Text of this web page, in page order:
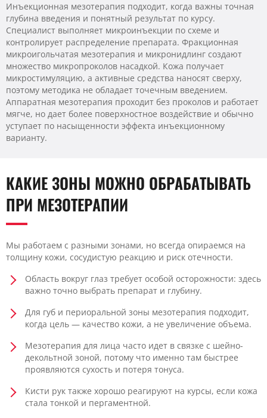
Инъекционная мезотерапия подходит, когда важны точная
глубина введения и понятный результат по курсу.
Специалист выполняет микроинъекции по схеме и
контролирует распределение препарата. Фракционная
микроигольчатая мезотерапия и микронидлинг создают
множество микропроколов насадкой. Кожа получает
микростимуляцию, а активные средства наносят сверху,
поэтому методика не обладает точечным введением.
Аппаратная мезотерапия проходит без проколов и работает
мягче, но дает более поверхностное воздействие и обычно
уступает по насыщенности эффекта инъекционному
варианту.
КАКИЕ ЗОНЫ МОЖНО ОБРАБАТЫВАТЬ
ПРИ МЕЗОТЕРАПИИ
Мы работаем с разными зонами, но всегда опираемся на
толщину кожи, сосудистую реакцию и риск отечности.
Область вокруг глаз требует особой осторожности: здесь
важно точно выбрать препарат и глубину.
Для губ и периоральной зоны мезотерапия подходит,
когда цель — качество кожи, а не увеличение объема.
Мезотерапия для лица часто идет в связке с шейно-
декольтной зоной, потому что именно там быстрее
проявляются сухость и потеря тонуса.
Кисти рук также хорошо реагируют на курсы, если кожа
стала тонкой и пергаментной.